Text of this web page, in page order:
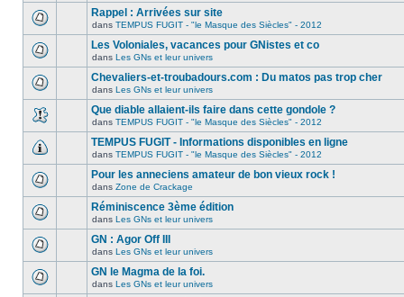
Rappel : Arrivées sur site
dans TEMPUS FUGIT - "le Masque des Siècles" - 2012
Les Voloniales, vacances pour GNistes et co
dans Les GNs et leur univers
Chevaliers-et-troubadours.com : Du matos pas trop cher
dans Les GNs et leur univers
Que diable allaient-ils faire dans cette gondole ?
dans TEMPUS FUGIT - "le Masque des Siècles" - 2012
TEMPUS FUGIT - Informations disponibles en ligne
dans TEMPUS FUGIT - "le Masque des Siècles" - 2012
Pour les anneciens amateur de bon vieux rock !
dans Zone de Crackage
Réminiscence 3ème édition
dans Les GNs et leur univers
GN : Agor Off III
dans Les GNs et leur univers
GN le Magma de la foi.
dans Les GNs et leur univers